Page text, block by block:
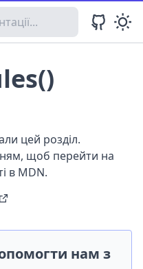
цей розділ.
щоб перейти на
в MDN.
нам з